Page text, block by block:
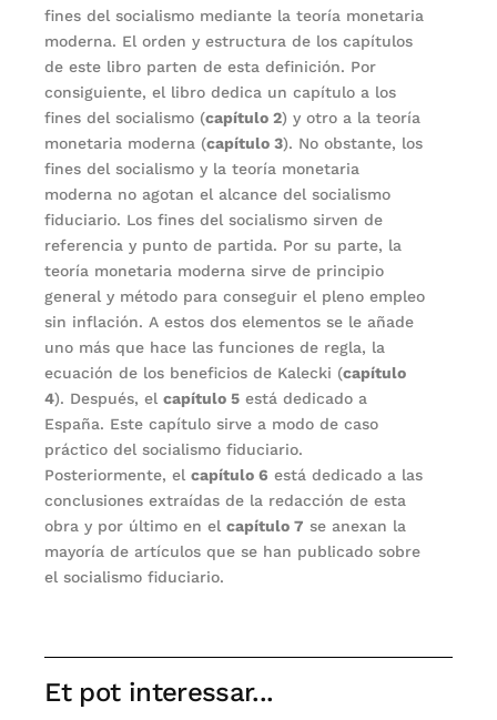
fines del socialismo mediante la teoría monetaria
moderna. El orden y estructura de los capítulos
de este libro parten de esta definición. Por
consiguiente, el libro dedica un capítulo a los
fines del socialismo (capítulo 2) y otro a la teoría
monetaria moderna (capítulo 3). No obstante, los
fines del socialismo y la teoría monetaria
moderna no agotan el alcance del socialismo
fiduciario. Los fines del socialismo sirven de
referencia y punto de partida. Por su parte, la
teoría monetaria moderna sirve de principio
general y método para conseguir el pleno empleo
sin inflación. A estos dos elementos se le añade
uno más que hace las funciones de regla, la
ecuación de los beneficios de Kalecki (capítulo
4). Después, elcapítulo 5 está dedicado a
España. Este capítulo sirve a modo de caso
práctico del socialismo fiduciario.
Posteriormente, elcapítulo 6 está dedicado a las
conclusiones extraídas de la redacción de esta
obra y por último en elcapítulo 7 se anexan la
mayoría de artículos que se han publicado sobre
el socialismo fiduciario.
Et pot interessar...